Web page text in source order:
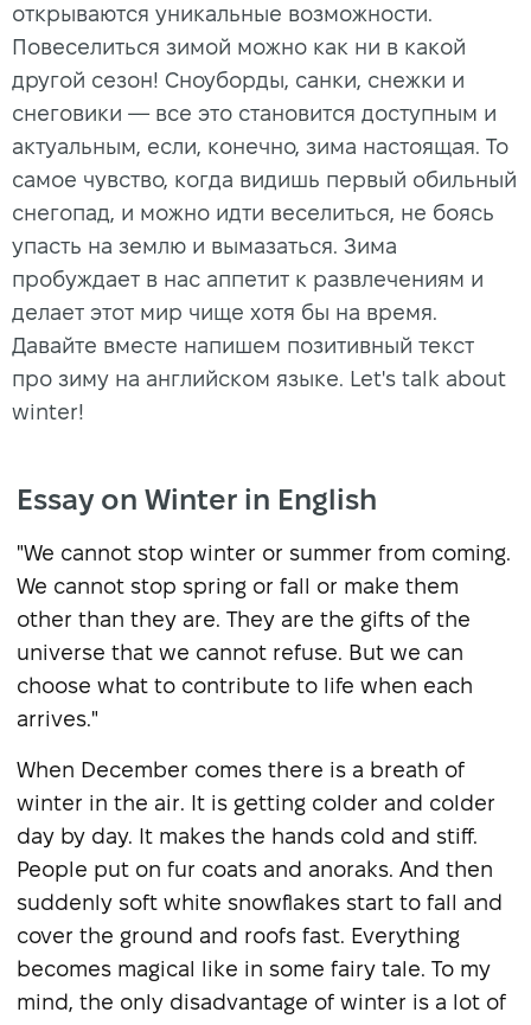
открываются уникальные возможности.
Повеселиться зимой можно как ни в какой
другой сезон! Сноуборды, санки, снежки и
снеговики — все это становится доступным и
актуальным, если, конечно, зима настоящая. То
самое чувство, когда видишь первый обильный
снегопад, и можно идти веселиться, не боясь
упасть на землю и вымазаться. Зима
пробуждает в нас аппетит к развлечениям и
делает этот мир чище хотя бы на время.
Давайте вместе напишем позитивный текст
про зиму на английском языке. Let's talk about
winter!
Essay on Winter in English
"We cannot stop winter or summer from coming.
We cannot stop spring or fall or make them
other than they are. They are the gifts of the
universe that we cannot refuse. But we can
choose what to contribute to life when each
arrives."
When December comes there is a breath of
winter in the air. It is getting colder and colder
day by day. It makes the hands cold and stiff.
People put on fur coats and anoraks. And then
suddenly soft white snowflakes start to fall and
cover the ground and roofs fast. Everything
becomes magical like in some fairy tale. To my
mind, the only disadvantage of winter is a lot of